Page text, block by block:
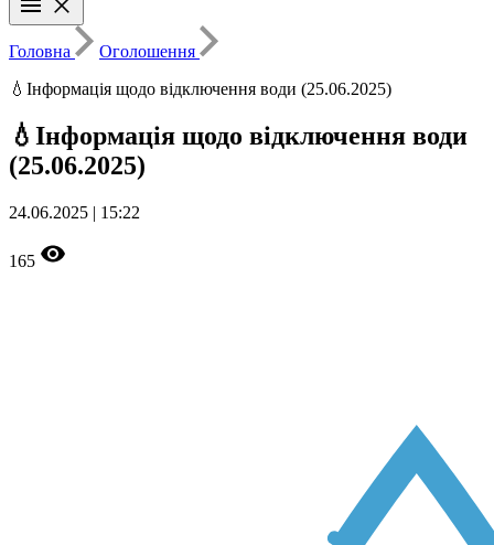
Головна
Оголошення
💧Інформація щодо відключення води (25.06.2025)
💧Інформація щодо відключення води
(25.06.2025)
24.06.2025 | 15:22
165